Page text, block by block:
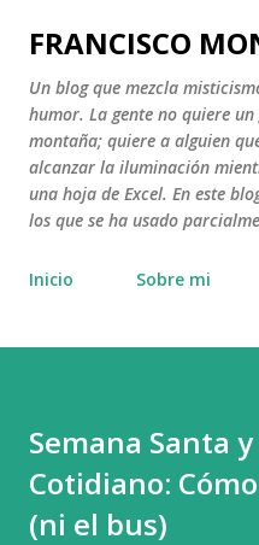
Ir al
FRANCISCO
Un blog que mezcla
humor. La gente no quiere
montaña; quiere a alguien
alcanzar la iluminación
una hoja de Excel. En este
los que se ha usado
Inicio Sobre mi
Semana Santa
Cotidiano:
(ni el bus)